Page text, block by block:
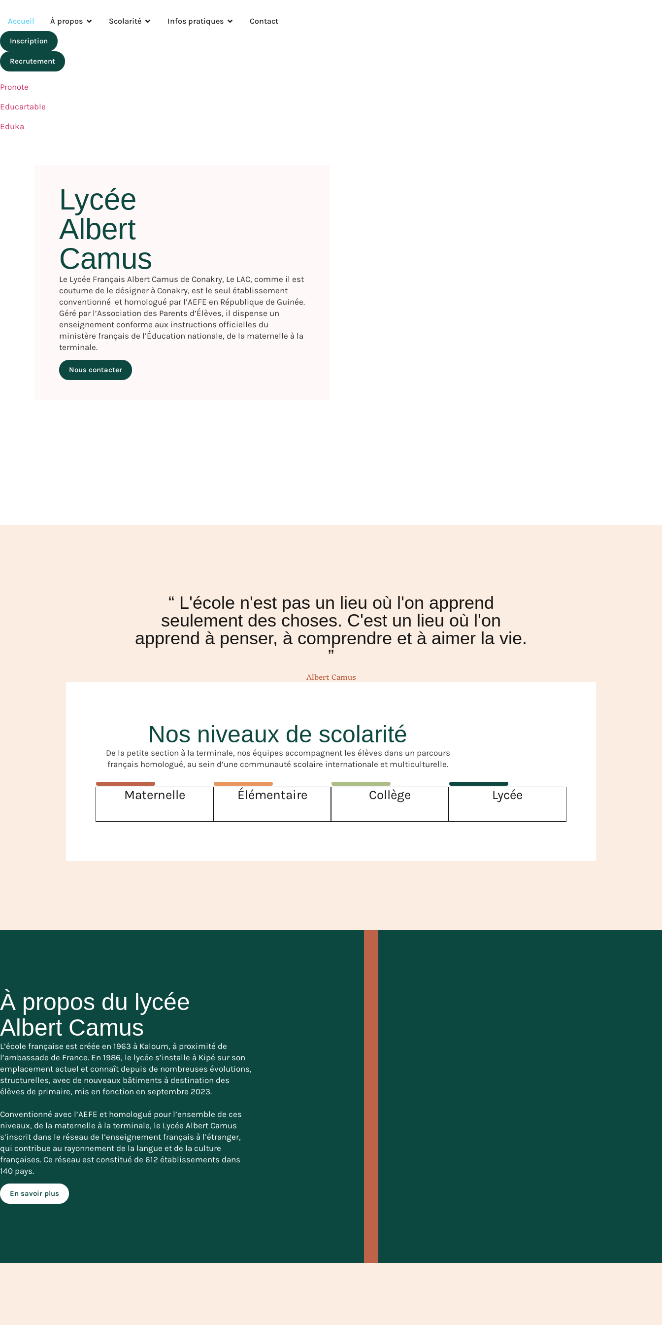
Accueil À propos Scolarité Infos pratiques Contact
Inscription
Recrutement
Pronote
Educartable
Eduka
Lycée
Albert
Camus
Le Lycée Français Albert Camus de Conakry, Le LAC, comme il est
coutume de le désigner à Conakry, est le seul établissement
conventionné et homologué par l’AEFE en République de Guinée.
Géré par l’Association des Parents d’Élèves, il dispense un
enseignement conforme aux instructions officielles du
ministère français de l’Éducation nationale, de la maternelle à la
terminale.
Nous contacter
“ L'école n'est pas un lieu où l'on apprend
seulement des choses. C'est un lieu où l'on
apprend à penser, à comprendre et à aimer la vie.
”
Albert Camus
Nos niveaux de scolarité
De la petite section à la terminale, nos équipes accompagnent les élèves dans un parcours
français homologué, au sein d’une communauté scolaire internationale et multiculturelle.
Maternelle Élémentaire Collège Lycée
À propos du lycée
Albert Camus
L’école française est créée en 1963 à Kaloum, à proximité de
l’ambassade de France. En 1986, le lycée s’installe à Kipé sur son
emplacement actuel et connaît depuis de nombreuses évolutions,
structurelles, avec de nouveaux bâtiments à destination des
élèves de primaire, mis en fonction en septembre 2023.
Conventionné avec l’AEFE et homologué pour l’ensemble de ces
niveaux, de la maternelle à la terminale, le Lycée Albert Camus
s’inscrit dans le réseau de l’enseignement français à l’étranger,
qui contribue au rayonnement de la langue et de la culture
françaises. Ce réseau est constitué de 612 établissements dans
140 pays.
En savoir plus